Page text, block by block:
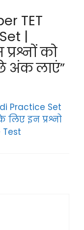
TET
|
प्रश्नों को
अंक लाएं”
Practice Set
इन प्रश्नो
Test